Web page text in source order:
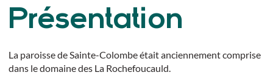
Présentation
La paroisse de Sainte-Colombe était anciennement comprise
dans le domaine des La Rochefoucauld.